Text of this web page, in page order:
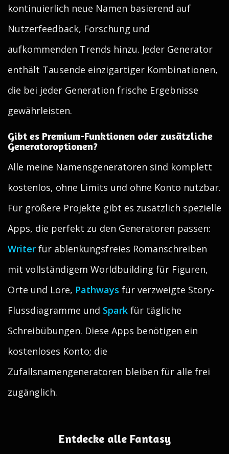
kontinuierlich neue Namen basierend auf
Nutzerfeedback, Forschung und
aufkommenden Trends hinzu. Jeder Generator
enthält Tausende einzigartiger Kombinationen,
die bei jeder Generation frische Ergebnisse
gewährleisten.
Gibt es Premium-Funktionen oder zusätzliche
Generatoroptionen?
Alle meine Namensgeneratoren sind komplett
kostenlos, ohne Limits und ohne Konto nutzbar.
Für größere Projekte gibt es zusätzlich spezielle
Apps, die perfekt zu den Generatoren passen:
Writer für ablenkungsfreies Romanschreiben
mit vollständigem Worldbuilding für Figuren,
Orte und Lore, Pathways für verzweigte Story-
Flussdiagramme und Spark für tägliche
Schreibübungen. Diese Apps benötigen ein
kostenloses Konto; die
Zufallsnamengeneratoren bleiben für alle frei
zugänglich.
Entdecke alle Fantasy